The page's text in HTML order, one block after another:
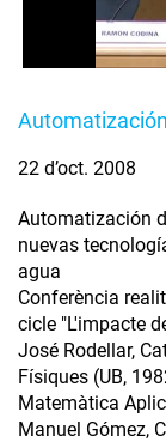
22 d’oct. 2008
Automatización
nuevas
agua
Conferència
cicle "L'impacte
José Rodellar,
Físiques (UB,
Matemàtica
Manuel Gómez,